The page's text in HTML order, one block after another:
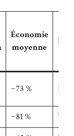
Économie
moyenne
~73 %
~81 %